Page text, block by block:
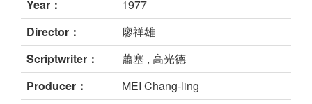
Year：
1977
Director：
廖祥雄
Scriptwriter：
蕭塞 , 高光德
Producer：
MEI Chang-ling